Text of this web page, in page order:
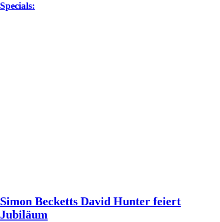
Specials:
Simon Becketts David Hunter feiert
Jubiläum